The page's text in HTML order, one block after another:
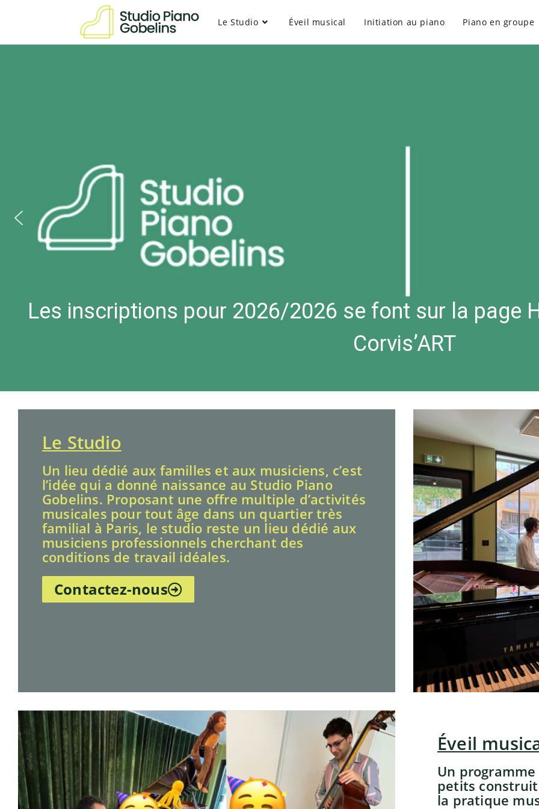
Le Studio Éveil musical Initiation au piano Piano en groupe
Le Studio
Un lieu dédié aux familles et aux musiciens, c’est
l’idée qui a donné naissance au Studio Piano
Gobelins. Proposant une offre multiple d’activités
musicales pour tout âge dans un quartier très
familial à Paris, le studio reste un lieu dédié aux
musiciens professionnels cherchant des
conditions de travail idéales.
Contactez-nous
Éveil
Un
petits
la pratique